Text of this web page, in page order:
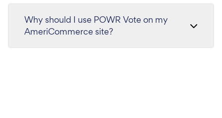
Why should I use POWR Vote on my
AmeriCommerce site?